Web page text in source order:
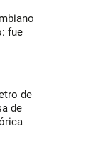
fue
de
de